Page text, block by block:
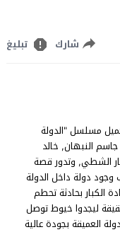
شارك تبليغ
6 مشاهدة وتحميل مسلسل "الدولة
جاسم النبهان, خالد
الشطي, وتدور قصة
دولة داخل الدولة
الكبار بحادثة تحطم
ليجدوا خيوط توصل
6 من مسلسل الدولة العميقة بجودة عالية